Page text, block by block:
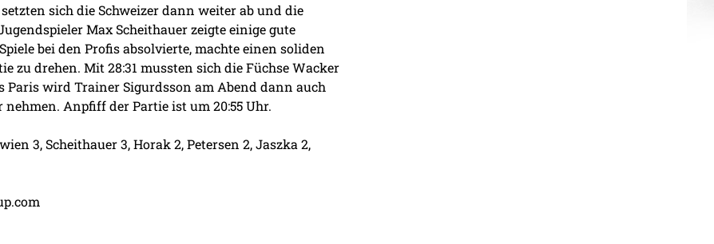
sich die Schweizer dann weiter ab und die
Max Scheithauer zeigte einige gute
bei den Profis absolvierte, machte einen soliden
zu drehen. Mit 28:31 mussten sich die Füchse Wacker
Paris wird Trainer Sigurdsson am Abend dann auch
Anpfiff der Partie ist um 20:55 Uhr.
3, Scheithauer 3, Horak 2, Petersen 2, Jaszka 2,